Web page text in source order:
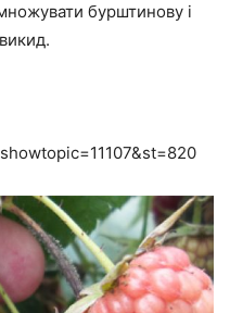
бурштинову і